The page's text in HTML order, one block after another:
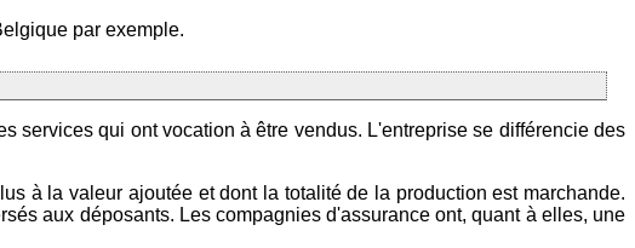
par exemple.
services qui ont vocation à être vendus. L'entreprise se différencie des
à la valeur ajoutée et dont la totalité de la production est marchande.
aux déposants. Les compagnies d'assurance ont, quant à elles, une